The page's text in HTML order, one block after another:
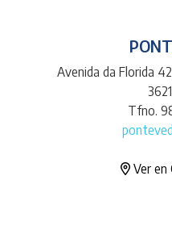
Avenida da Florida
Tfno.
Ver en